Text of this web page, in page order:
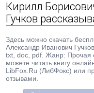
Кирилл
Гучков
Здесь можно скачать
Александр Иванович
txt, doc, pdf. Жанр: Прочая
можете читать книгу
LibFox.Ru (ЛибФокс) или
отзывами.